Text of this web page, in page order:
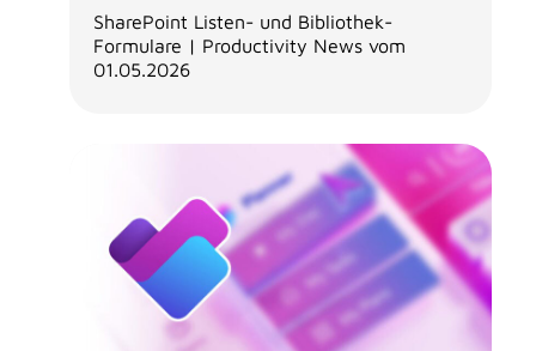
SharePoint Listen- und Bibliothek-
Formulare | Productivity News vom
01.05.2026